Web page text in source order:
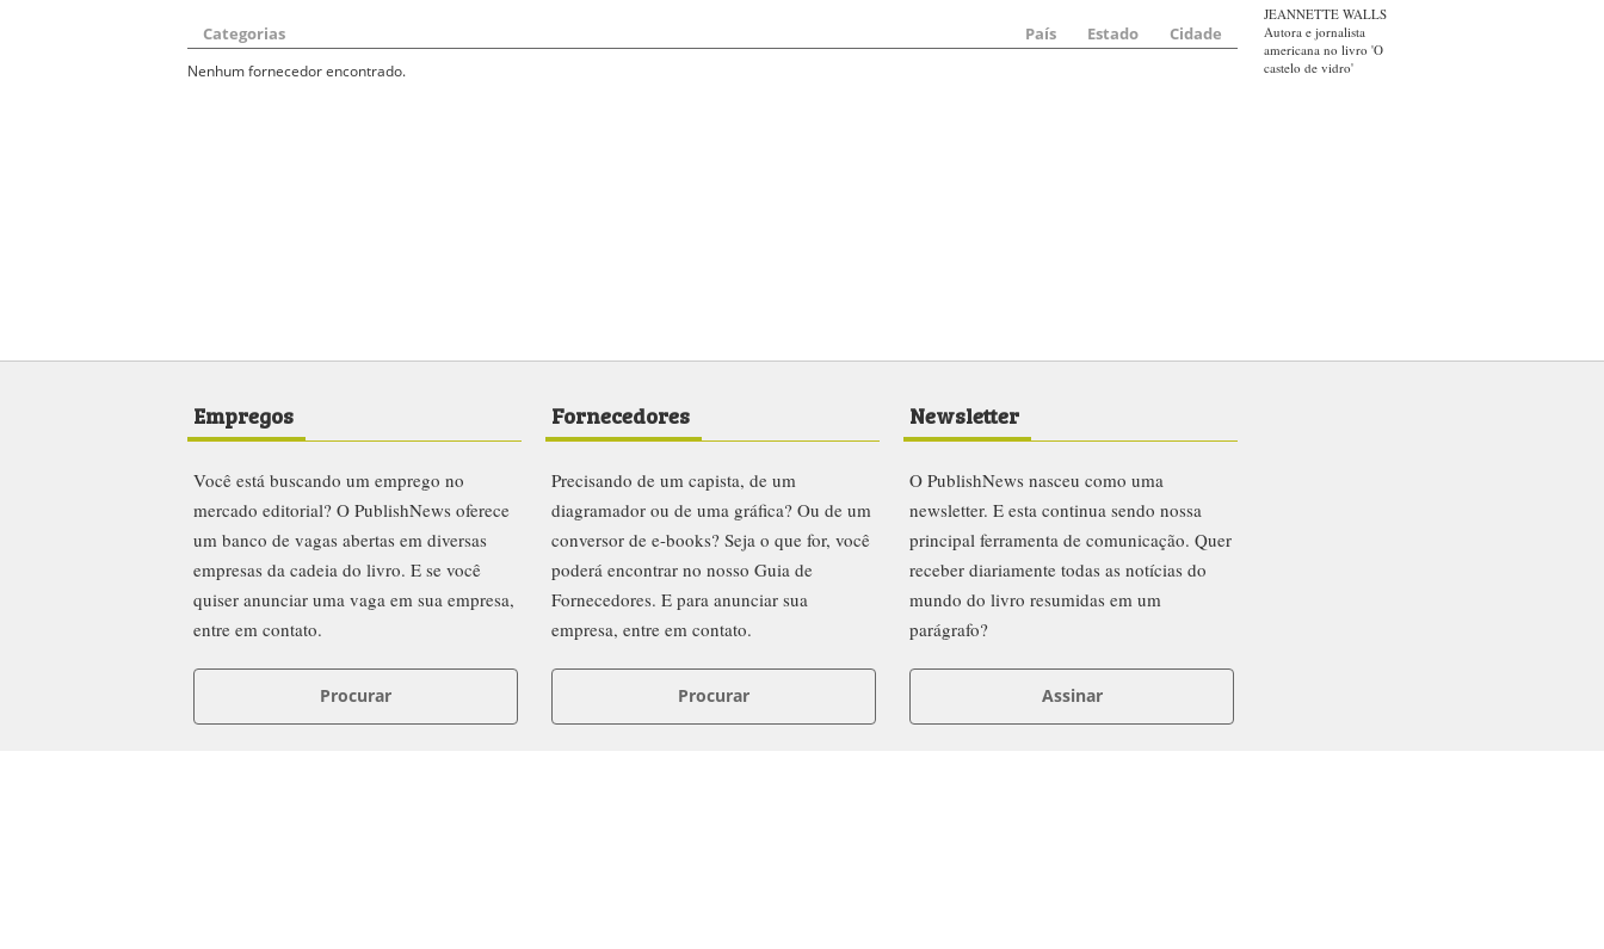
Categorias País Estado Cidade
Nenhum fornecedor encontrado.
JEANNETTE WALLS
Autora e jornalista
americana no livro 'O
castelo de vidro'
Empregos
Você está buscando um emprego no
mercado editorial? O PublishNews oferece
um banco de vagas abertas em diversas
empresas da cadeia do livro. E se você
quiser anunciar uma vaga em sua empresa,
entre em contato.
Procurar
Fornecedores
Precisando de um capista, de um
diagramador ou de uma gráfica? Ou de um
conversor de e-books? Seja o que for, você
poderá encontrar no nosso Guia de
Fornecedores. E para anunciar sua
empresa, entre em contato.
Procurar
Newsletter
O PublishNews nasceu como uma
newsletter. E esta continua sendo nossa
principal ferramenta de comunicação. Quer
receber diariamente todas as notícias do
mundo do livro resumidas em um
parágrafo?
Assinar